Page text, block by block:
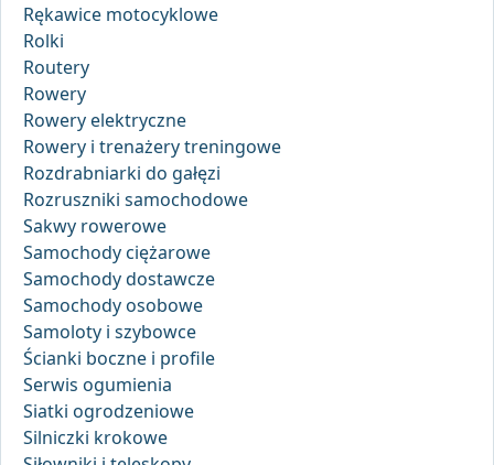
Rękawice motocyklowe
Rolki
Routery
Rowery
Rowery elektryczne
Rowery i trenażery treningowe
Rozdrabniarki do gałęzi
Rozruszniki samochodowe
Sakwy rowerowe
Samochody ciężarowe
Samochody dostawcze
Samochody osobowe
Samoloty i szybowce
Ścianki boczne i profile
Serwis ogumienia
Siatki ogrodzeniowe
Silniczki krokowe